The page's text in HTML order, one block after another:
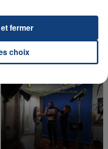
la clinique qui a
et présenté ses
choix
fermer